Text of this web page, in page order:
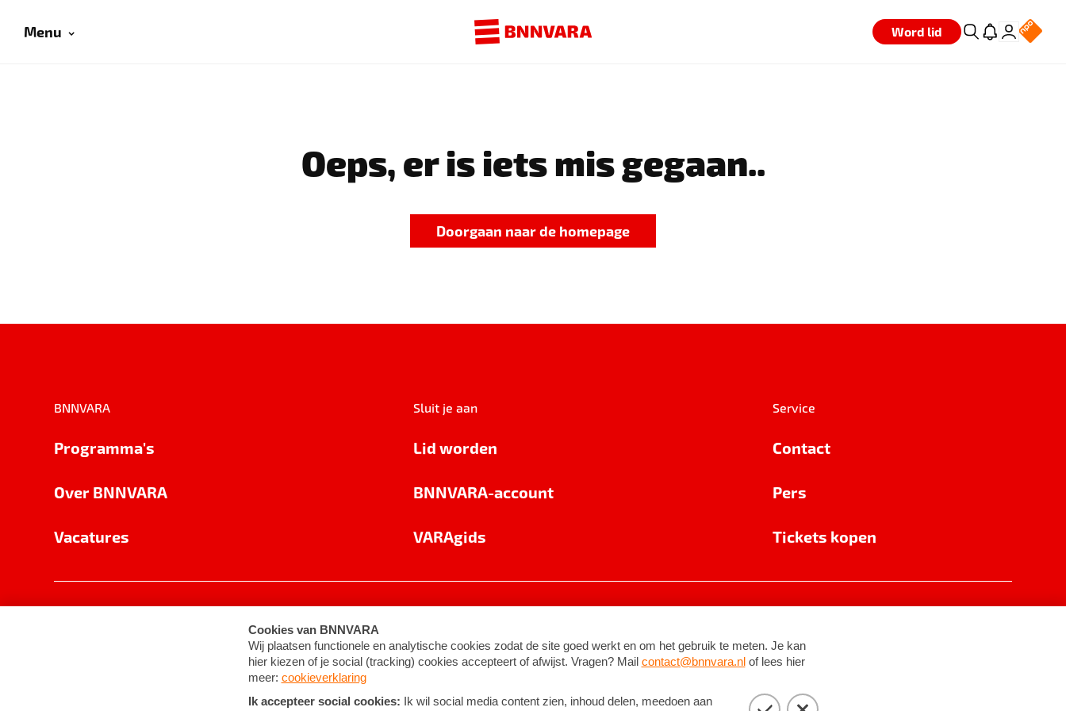
Menu Word lid
Oeps, er is iets mis gegaan..
Doorgaan naar de homepage
BNNVARA
Programma's
Over BNNVARA
Vacatures
Sluit je aan
Lid worden
BNNVARA-account
VARAgids
Service
Contact
Pers
Tickets kopen
Cookie-instellingen Algemene voorwaarden ©2026BNNVARA